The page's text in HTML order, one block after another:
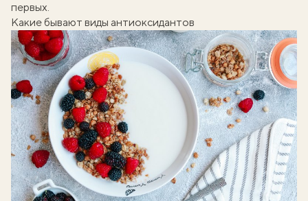
первых.
Какие бывают виды антиоксидантов